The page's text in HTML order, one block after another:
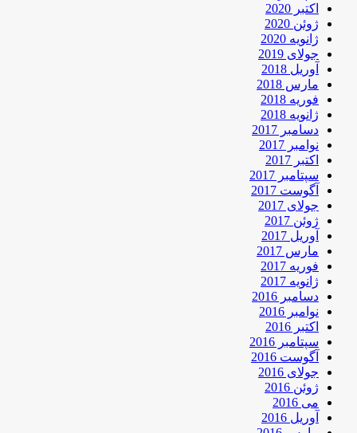
اکتبر 2020
ژوئن 2020
ژانویه 2020
جولای 2019
آوریل 2018
مارس 2018
فوریه 2018
ژانویه 2018
دسامبر 2017
نوامبر 2017
اکتبر 2017
سپتامبر 2017
آگوست 2017
جولای 2017
ژوئن 2017
آوریل 2017
مارس 2017
فوریه 2017
ژانویه 2017
دسامبر 2016
نوامبر 2016
اکتبر 2016
سپتامبر 2016
آگوست 2016
جولای 2016
ژوئن 2016
می 2016
آوریل 2016